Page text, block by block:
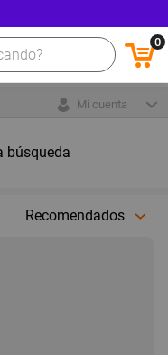
0
Mi cuenta
búsqueda
Recomendados